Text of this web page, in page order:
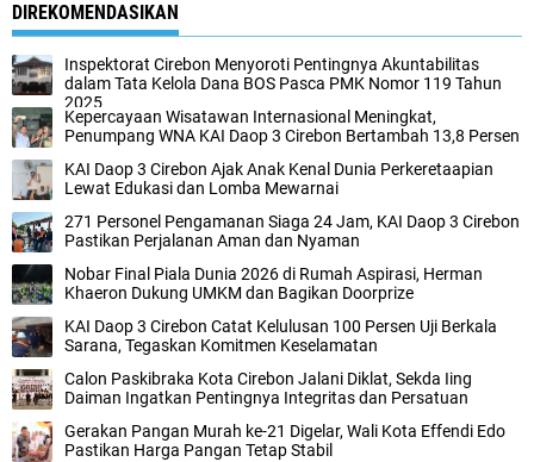
DIREKOMENDASIKAN
Inspektorat Cirebon Menyoroti Pentingnya Akuntabilitas
dalam Tata Kelola Dana BOS Pasca PMK Nomor 119 Tahun
2025
Kepercayaan Wisatawan Internasional Meningkat,
Penumpang WNA KAI Daop 3 Cirebon Bertambah 13,8 Persen
KAI Daop 3 Cirebon Ajak Anak Kenal Dunia Perkeretaapian
Lewat Edukasi dan Lomba Mewarnai
271 Personel Pengamanan Siaga 24 Jam, KAI Daop 3 Cirebon
Pastikan Perjalanan Aman dan Nyaman
Nobar Final Piala Dunia 2026 di Rumah Aspirasi, Herman
Khaeron Dukung UMKM dan Bagikan Doorprize
KAI Daop 3 Cirebon Catat Kelulusan 100 Persen Uji Berkala
Sarana, Tegaskan Komitmen Keselamatan
Calon Paskibraka Kota Cirebon Jalani Diklat, Sekda Iing
Daiman Ingatkan Pentingnya Integritas dan Persatuan
Gerakan Pangan Murah ke-21 Digelar, Wali Kota Effendi Edo
Pastikan Harga Pangan Tetap Stabil